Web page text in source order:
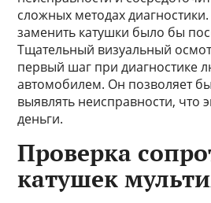
сложных методах
заменить катушки было бы
Тщательный визуальный
первый шаг при диагностике
автомобилем. Он позволяет
выявлять неисправности, что
деньги.
Проверка
катушек